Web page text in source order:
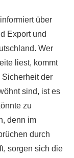
über
Export und
Wer
liest, kommt
der
sind, ist es
zu
denn im
durch
sorgen sich die